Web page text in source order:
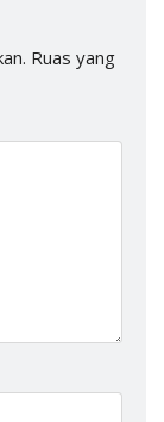
Ruas yang